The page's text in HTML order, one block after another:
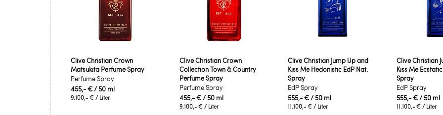
Clive Christian Crown
Matsukita Perfume Spray
Perfume Spray
455,- €/ 50 ml
9.100,- € / Liter
Clive Christian Crown
Collection Town & Country
Perfume Spray
Perfume Spray
455,- €/ 50 ml
9.100,- €/ Liter
Clive Christian Jump Up and
Kiss Me Hedonistic EdP Nat.
Spray
EdP Spray
555,- €/ 50 ml
11.100,- € / Liter
Clive Christian
Kiss Me
Spray
EdP Spray
555,- €/ 50 ml
11.100,- €/ Liter